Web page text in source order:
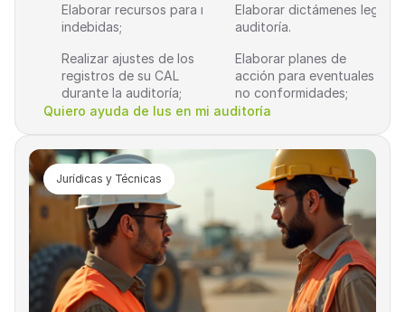
CHAT
Elaborar recursos para no conformidades
indebidas;
Elaborar dictámenes
auditoría.
Realizar ajustes de los
registros de su CAL
durante la auditoría;
Elaborar planes de
acción para eventuales
no conformidades;
Quiero ayuda de Ius en mi auditoría
Jurídicas y Técnicas